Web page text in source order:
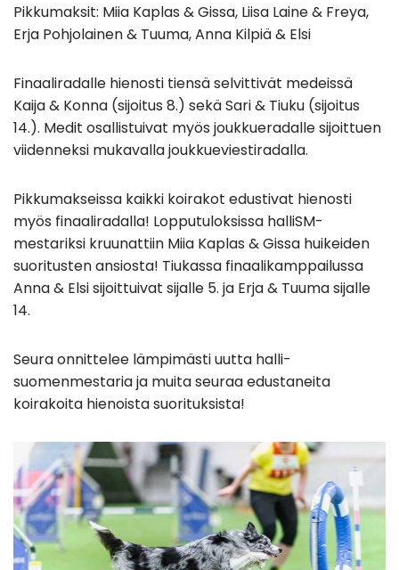
Pikkumaksit: Miia Kaplas & Gissa, Liisa Laine & Freya,
Erja Pohjolainen & Tuuma, Anna Kilpiä & Elsi
Finaaliradalle hienosti tiensä selvittivät medeissä
Kaija & Konna (sijoitus 8.) sekä Sari & Tiuku (sijoitus
14.). Medit osallistuivat myös joukkueradalle sijoittuen
viidenneksi mukavalla joukkueviestiradalla.
Pikkumakseissa kaikki koirakot edustivat hienosti
myös finaaliradalla! Lopputuloksissa halliSM-
mestariksi kruunattiin Miia Kaplas & Gissa huikeiden
suoritusten ansiosta! Tiukassa finaalikamppailussa
Anna & Elsi sijoittuivat sijalle 5. ja Erja & Tuuma sijalle
14.
Seura onnittelee lämpimästi uutta halli-
suomenmestaria ja muita seuraa edustaneita
koirakoita hienoista suorituksista!